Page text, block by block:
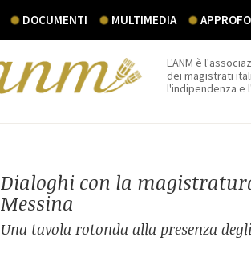
DOCUMENTI MULTIMEDIA
L'ANM è
dei magistrati
l'indipendenza e
Dialoghi con la
Messina
Una tavola rotonda alla presenza